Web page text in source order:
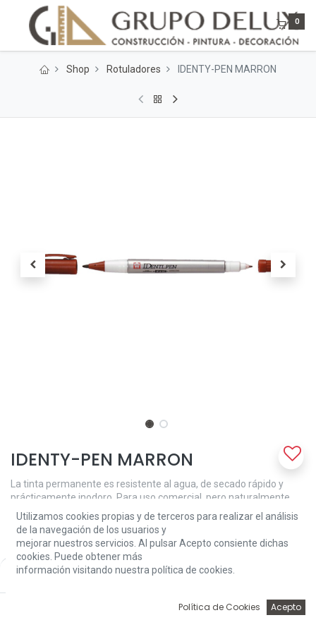
Price:
Add to Cart
0
Shop Rotuladores IDENTY-PEN MARRON
IDENTY-PEN MARRON
La tinta permanente es resistente al agua, de secado rápido y
prácticamente inodoro. Para uso comercial, pero naturalmente
también ideal para todo tipo de aplicaciones creativas.
2,60€
Utilizamos cookies propias y de terceros para realizar el análisis
de la navegación de los usuarios y
mejorar nuestros servicios. Al pulsar Acepto consiente dichas
cookies. Puede obtener más
información visitando nuestra política de cookies.
Política de Cookies Acepto